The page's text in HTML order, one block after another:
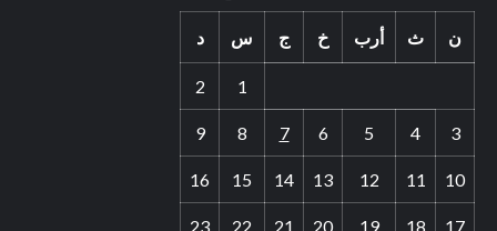
ن ث أرب خ ج س د
1
2
3
4
5
6
7
8
9
10
11
12
13
14
15
16
17
18
19
20
21
22
23